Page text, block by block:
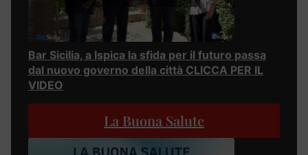
Bar Sicilia, a Ispica la sfida per il futuro passa
dal nuovo governo della città CLICCA PER IL
VIDEO
La Buona Salute